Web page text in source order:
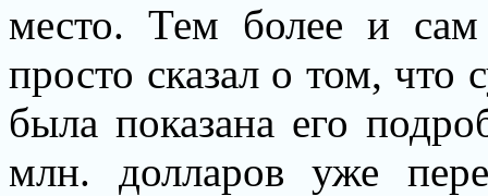
место. Тем более и
просто сказал о том,
была показана его
млн. долларов уже